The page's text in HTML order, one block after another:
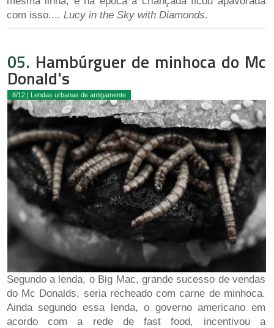
com isso.... Lucy in the Sky with Diamonds.
05. Hambúrguer de minhoca do Mc
Donald's
8/12 | Lendas urbanas de antigamente
Segundo a lenda, o Big Mac, grande sucesso de vendas
do Mc Donalds, seria recheado com carne de minhoca.
Ainda segundo essa lenda, o governo americano em
acordo com a rede de fast food, incentivou a